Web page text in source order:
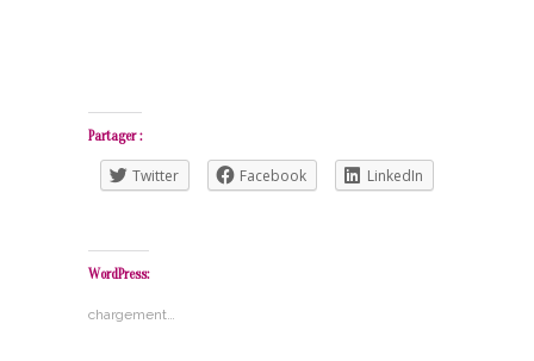
Partager :
Twitter Facebook LinkedIn
WordPress:
chargement…